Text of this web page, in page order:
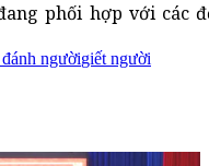
phối hợp với
ngườigiết người